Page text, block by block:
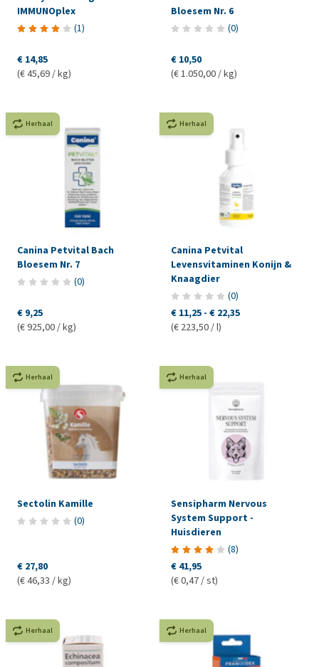
IMMUNOplex
(1)
€ 14,85
(€ 45,69 / kg)
Bloesem Nr. 6
(0)
€ 10,50
(€ 1.050,00 / kg)
Herhaal
Canina Petvital Bach
Bloesem Nr. 7
(0)
€ 9,25
(€ 925,00 / kg)
Herhaal
Canina Petvital
Levensvitaminen Konijn &
Knaagdier
(0)
€ 11,25 - € 22,35
(€ 223,50 / l)
Herhaal
Sectolin Kamille
(0)
€ 27,80
(€ 46,33 / kg)
Herhaal
Sensipharm Nervous
System Support -
Huisdieren
(8)
€ 41,95
(€ 0,47 / st)
Herhaal Herhaal